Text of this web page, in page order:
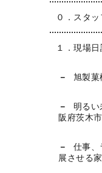
０．スタ
１．現場日
旭製菓
明る
阪府茨木市
仕事、
展させる